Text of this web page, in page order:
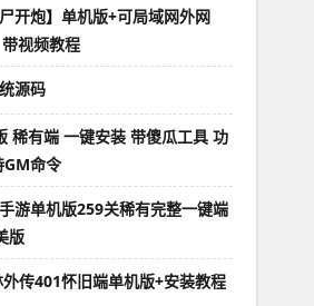
开炮】单机版+可局域网外网
视频教程
源码
稀有端 一键安装 带傻瓜工具 功
GM命令
游单机版259关稀有完整一键端
版
传401怀旧端单机版+安装教程